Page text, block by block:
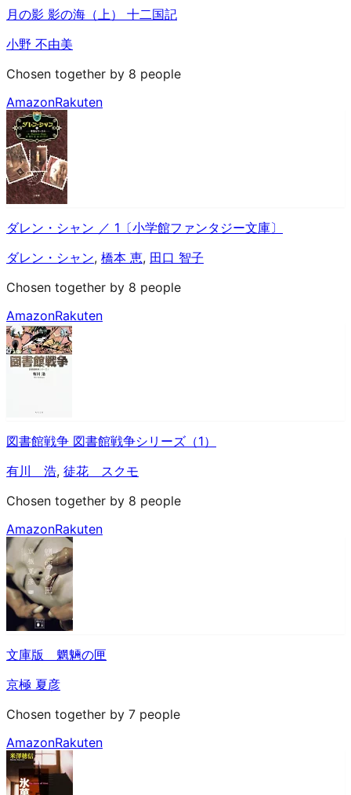
月の影 影の海（上） 十二国記
小野 不由美
Chosen together by 8 people
AmazonRakuten
ダレン・シャン ／ 1〔小学館ファンタジー文庫〕
ダレン・シャン, 橋本 恵, 田口 智子
Chosen together by 8 people
AmazonRakuten
図書館戦争 図書館戦争シリーズ（1）
有川 浩, 徒花 スクモ
Chosen together by 8 people
AmazonRakuten
文庫版 魍魎の匣
京極 夏彦
Chosen together by 7 people
AmazonRakuten